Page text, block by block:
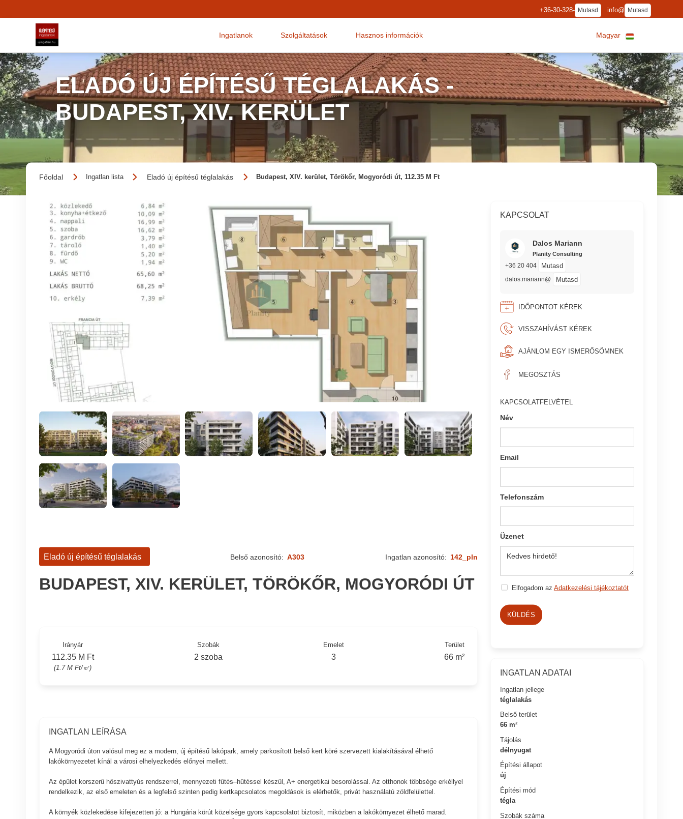
+36-30-328- Mutasd info@ Mutasd
Ingatlanok Szolgáltatások Hasznos információk Magyar
ELADÓ ÚJ ÉPÍTÉSŰ TÉGLALAKÁS -
BUDAPEST, XIV. KERÜLET
Főoldal Ingatlan lista Eladó új építésű téglalakás Budapest, XIV. kerület, Törökőr, Mogyoródi út, 112.35 M Ft
KAPCSOLAT
Dalos Mariann
Planity Consulting
+36 20 404 Mutasd
dalos.mariann@ Mutasd
IDŐPONTOT KÉREK
VISSZAHÍVÁST KÉREK
AJÁNLOM EGY ISMERŐSÖMNEK
MEGOSZTÁS
KAPCSOLATFELVÉTEL
Név
Email
Telefonszám
Üzenet
Elfogadom az Adatkezelési tájékoztatót
KÜLDÉS
INGATLAN ADATAI
Ingatlan jellege
téglalakás
Belső terület
66 m²
Tájolás
délnyugat
Építési állapot
új
Építési mód
tégla
Szobák száma
Eladó új építésű téglalakás Belső azonosító: A303 Ingatlan azonosító: 142_pln
BUDAPEST, XIV. KERÜLET, TÖRÖKŐR, MOGYORÓDI ÚT
Irányár
112.35 M Ft
(1.7 M Ft/㎡)
Szobák
2 szoba
Emelet
3
Terület
66 m²
INGATLAN LEÍRÁSA
A Mogyoródi úton valósul meg ez a modern, új építésű lakópark, amely parkosított belső kert köré szervezett kialakításával élhető
lakókörnyezetet kínál a városi elhelyezkedés előnyei mellett.
Az épület korszerű hőszivattyús rendszerrel, mennyezeti fűtés–hűtéssel készül, A+ energetikai besorolással. Az otthonok többsége erkéllyel
rendelkezik, az első emeleten és a legfelső szinten pedig kertkapcsolatos megoldások is elérhetők, privát használatú zöldfelülettel.
A környék közlekedése kifejezetten jó: a Hungária körút közelsége gyors kapcsolatot biztosít, miközben a lakókörnyezet élhető marad.